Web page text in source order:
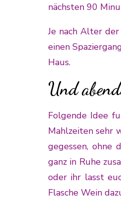
nächsten 90
Je nach Alter
einen
Haus.
Und
Folgende Idee
Mahlzeiten sehr
gegessen, ohne
ganz in Ruhe
oder ihr lasst
Flasche Wein